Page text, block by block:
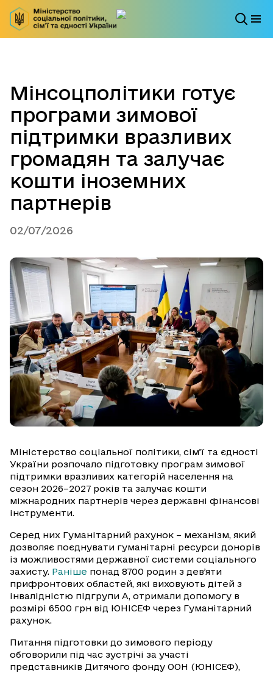
Мінсоцполітики готує
програми зимової
підтримки вразливих
громадян та залучає
кошти іноземних
партнерів
02/07/2026
Міністерство соціальної політики, сім’ї та єдності
України розпочало підготовку програм зимової
підтримки вразливих категорій населення на
сезон 2026–2027 років та залучає кошти
міжнародних партнерів через державні фінансові
інструменти.
Серед них Гуманітарний рахунок – механізм, який
дозволяє поєднувати гуманітарні ресурси донорів
із можливостями державної системи соціального
захисту. Раніше понад 8700 родин з девʼяти
прифронтових областей, які виховують дітей з
інвалідністю підгрупи А, отримали допомогу в
розмірі 6500 грн від ЮНІСЕФ через Гуманітарний
рахунок.
Питання підготовки до зимового періоду
обговорили під час зустрічі за участі
представників Дитячого фонду ООН (ЮНІСЕФ),